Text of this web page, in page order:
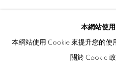
本網站使
本網站使用 Cookie 來提升您的使
關於 Cookie 政